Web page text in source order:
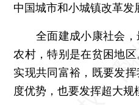
中国城市和小城镇改革
全面建成小康社会，
农村，特别是在贫困地
实现共同富裕，既要发
度优势，也要发挥超大规